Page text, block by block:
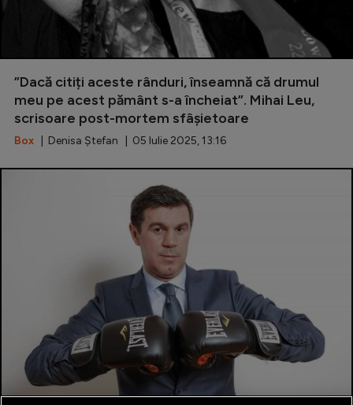
U21
Fotbal feminin
Special
Diverse
Inedit
Clasamente
Champions League
Europa League
Conference League
CM 2026
Premier League
LaLiga
”Dacă citiți aceste rânduri, înseamnă că drumul
meu pe acest pământ s-a încheiat”. Mihai Leu,
scrisoare post-mortem sfâșietoare
Box | Denisa Ștefan | 05 Iulie 2025, 13:16